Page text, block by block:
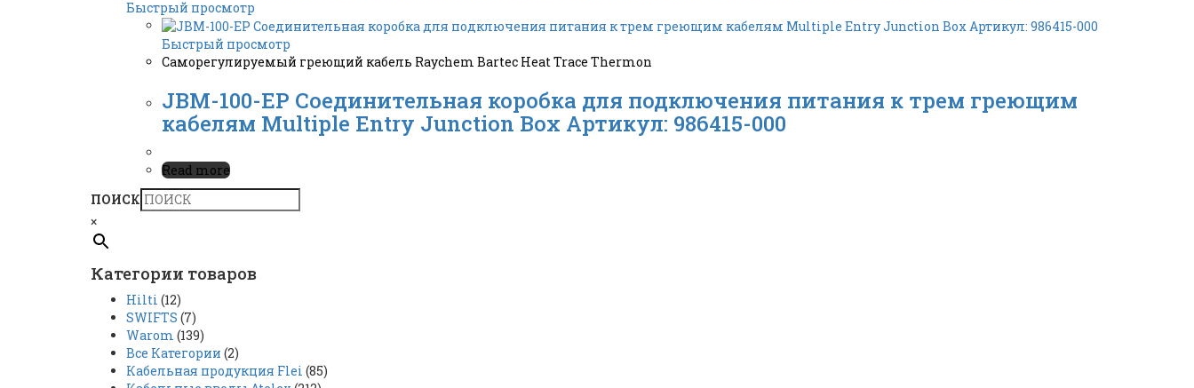
Быстрый просмотр
Быстрый просмотр
Саморегулируемый греющий кабель Raychem Bartec Heat Trace Thermon
JBM-100-EP Соединительная коробка для подключения питания к трем греющим
кабелям Multiple Entry Junction Box Артикул: 986415-000
Read more
ПОИСК
×
Категории товаров
Hilti (12)
SWIFTS (7)
Warom (139)
Все Категории (2)
Кабельная продукция Flei (85)